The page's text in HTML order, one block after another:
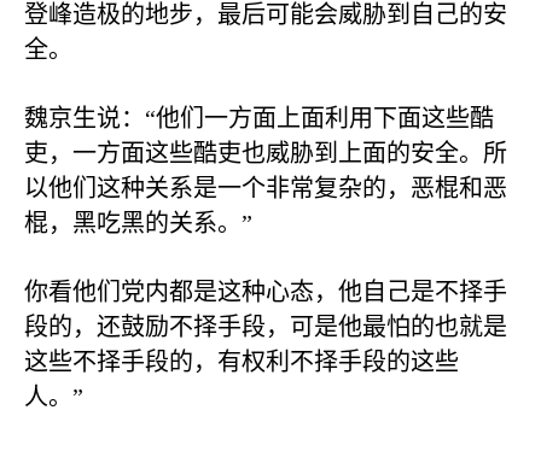
登峰造极的地步，最后可能会威胁到自己的安
全。
魏京生说：“他们一方面上面利用下面这些酷
吏，一方面这些酷吏也威胁到上面的安全。所
以他们这种关系是一个非常复杂的，恶棍和恶
棍，黑吃黑的关系。”
你看他们党内都是这种心态，他自己是不择手
段的，还鼓励不择手段，可是他最怕的也就是
这些不择手段的，有权利不择手段的这些
人。”